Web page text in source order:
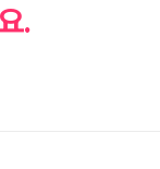
.